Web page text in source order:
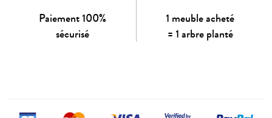
Paiement 100%
sécurisé
1 meuble acheté
= 1 arbre planté